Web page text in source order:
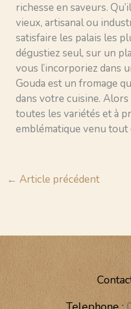
richesse en saveurs.
vieux, artisanal ou
satisfaire les palais les
dégustiez seul, sur un
vous l’incorporiez dans
Gouda est un fromage
dans votre cuisine.
toutes les variétés et à
emblématique venu tout
← Article précédent